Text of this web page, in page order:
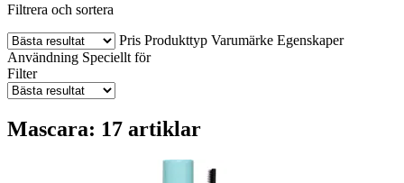
Filtrera och sortera
Pris Produkttyp Varumärke Egenskaper
Användning Speciellt för
Filter
Mascara: 17 artiklar